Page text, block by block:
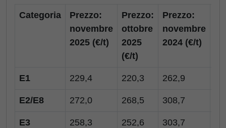
Categoria
Prezzo:
novembre
2025 (€/t)
Prezzo:
ottobre
2025
(€/t)
Prezzo:
novembre
2024 (€/t)
E1 229,4 220,3 262,9
E2/E8 272,0 268,5 308,7
E3 258,3 252,6 303,7